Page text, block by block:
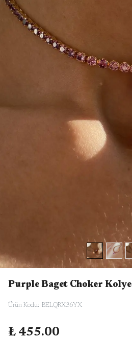
Purple Baget Choker Kolye
Ürün Kodu: BELQRX36YX
₺ 455.00